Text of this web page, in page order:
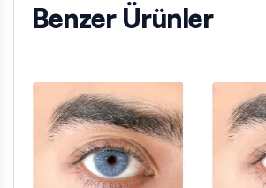
Benzer Ürünler